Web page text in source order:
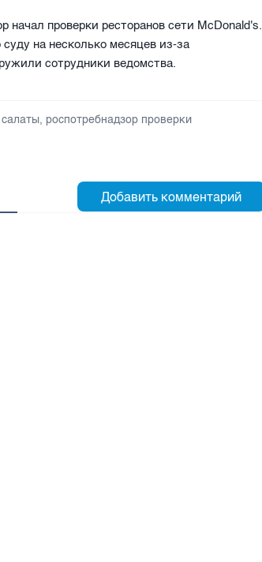
начал проверки ресторанов сети McDonald's.
на несколько месяцев из-за
сотрудники ведомства.
, роспотребнадзор проверки